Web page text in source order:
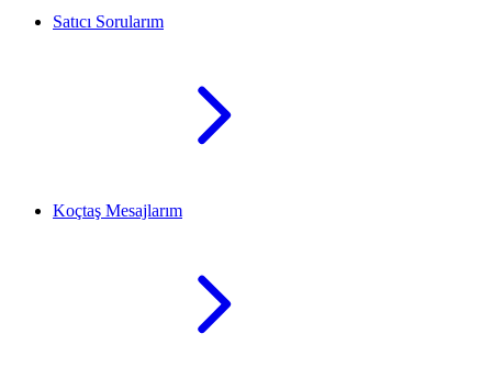
Satıcı Sorularım
Koçtaş Mesajlarım